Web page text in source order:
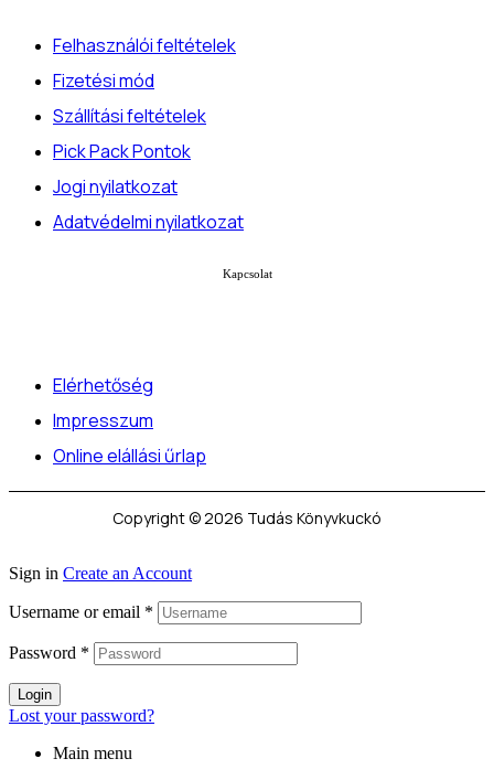
Felhasználói feltételek
Fizetési mód
Szállítási feltételek
Pick Pack Pontok
Jogi nyilatkozat
Adatvédelmi nyilatkozat
Kapcsolat
Elérhetőség
Impresszum
Online elállási űrlap
Copyright © 2026 Tudás Könyvkuckó
Sign in Create an Account
Username or email *
Password *
Login
Lost your password?
Main menu